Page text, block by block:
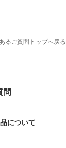
るご質問トップへ戻る
問
について